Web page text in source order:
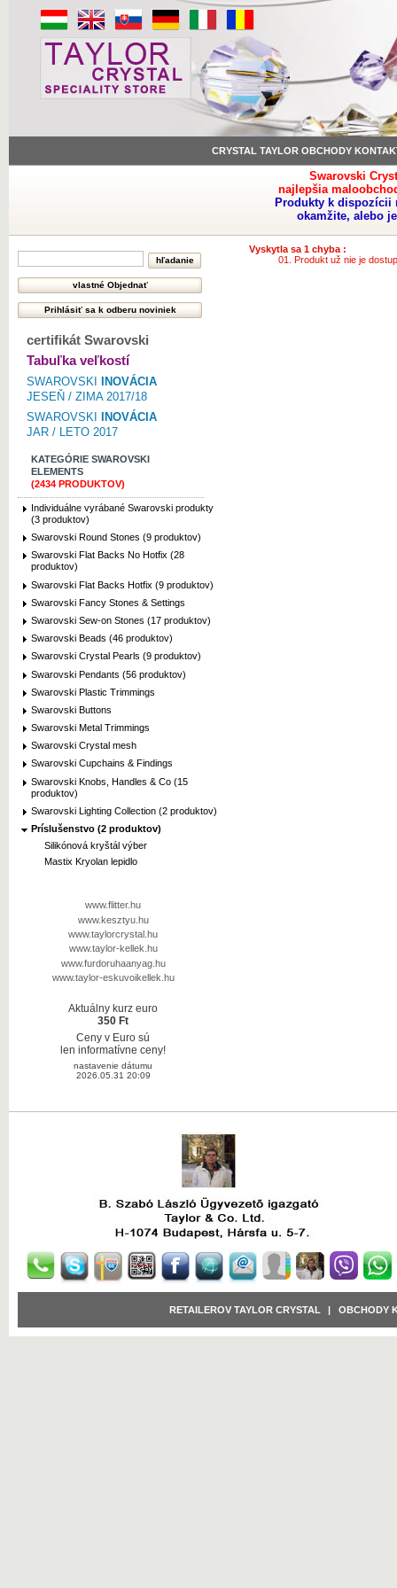
CRYSTAL TAYLOR OBCHODY
Swarovski
najlepšia
Produkty k dispozícii
okamžite, alebo
certifikát Swarovski
Tabuľka veľkostí
SWAROVSKI
INOVÁCIA
JESEŇ / ZIMA 2017/18
SWAROVSKI
INOVÁCIA
JAR / LETO 2017
KATEGÓRIE SWAROVSKI
ELEMENTS
(2434 PRODUKTOV)
Individuálne vyrábané Swarovski produkty
(3 produktov)
Swarovski Round Stones (9 produktov)
Swarovski Flat Backs No Hotfix (28
produktov)
Swarovski Flat Backs Hotfix (9 produktov)
Swarovski Fancy Stones & Settings
Swarovski Sew-on Stones (17 produktov)
Swarovski Beads (46 produktov)
Swarovski Crystal Pearls (9 produktov)
Swarovski Pendants (56 produktov)
Swarovski Plastic Trimmings
Swarovski Buttons
Swarovski Metal Trimmings
Swarovski Crystal mesh
Swarovski Cupchains & Findings
Swarovski Knobs, Handles & Co (15
produktov)
Swarovski Lighting Collection (2 produktov)
Príslušenstvo (2 produktov)
Silikónová kryštál výber
Mastix Kryolan lepidlo
www.flitter.hu
www.kesztyu.hu
www.taylorcrystal.hu
www.taylor-kellek.hu
www.furdoruhaanyag.hu
www.taylor-eskuvoikellek.hu
Aktuálny kurz euro
350 Ft
Ceny v Euro sú
len informatívne ceny!
nastavenie dátumu
2026.05.31 20:09
Vyskytla sa 1 chyba :
Produkt už nie je
RETAILEROV TAYLOR CRYSTAL OBCHODY